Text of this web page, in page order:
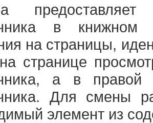
в
на страницы,
странице
а в правой
Для смены
элемент из